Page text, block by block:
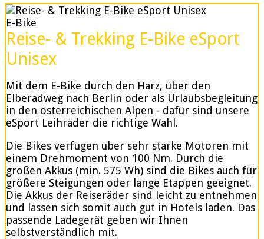
E-Bike
Reise- & Trekking E-Bike eSport
Unisex
Mit dem E-Bike durch den Harz, über den
Elberadweg nach Berlin oder als Urlaubsbegleitung
in den österreichischen Alpen - dafür sind unsere
eSport Leihräder die richtige Wahl.
Die Bikes verfügen über sehr starke Motoren mit
einem Drehmoment von 100 Nm. Durch die
großen Akkus (min. 575 Wh) sind die Bikes auch für
größere Steigungen oder lange Etappen geeignet.
Die Akkus der Reiseräder sind leicht zu entnehmen
und lassen sich somit auch gut in Hotels laden. Das
passende Ladegerät geben wir Ihnen
selbstverständlich mit.